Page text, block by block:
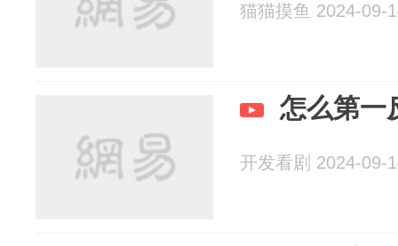
猫猫摸鱼 2024-09-
怎么第一
开发看剧 2024-09-